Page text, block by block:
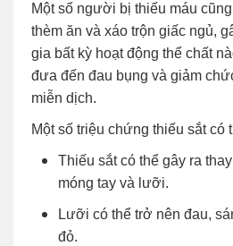
Một số người bị thiếu máu
thèm ăn và xáo trộn giấc ngủ,
gia bất kỳ hoạt động thể chất
đưa đến đau bụng và giảm
miễn dịch.
Một số triệu chứng thiếu sắt có
Thiếu sắt có thể gây ra
móng tay và lưỡi.
Lưỡi có thể trở nên đau,
đỏ.